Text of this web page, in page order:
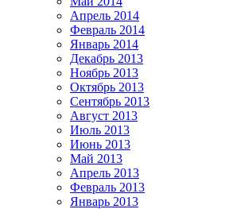
Апрель 2014
Февраль 2014
Январь 2014
Декабрь 2013
Ноябрь 2013
Октябрь 2013
Сентябрь 2013
Август 2013
Июль 2013
Июнь 2013
Май 2013
Апрель 2013
Февраль 2013
Январь 2013